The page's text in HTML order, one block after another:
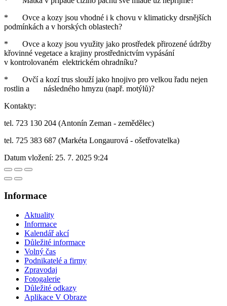
* Ovce a kozy jsou vhodné i k chovu v klimaticky drsnějších
podmínkách a v horských oblastech?
* Ovce a kozy jsou využity jako prostředek přirozené údržby
křovinné vegetace a krajiny prostřednictvím vypásání
v kontrolovaném elektrickém ohradníku?
* Ovčí a kozí trus slouží jako hnojivo pro velkou řadu nejen
rostlin a následného hmyzu (např. motýlů)?
Kontakty:
tel. 723 130 204 (Antonín Zeman - zemědělec)
tel. 725 383 687 (Markéta Longaurová - ošetřovatelka)
Datum vložení: 25. 7. 2025 9:24
Informace
Aktuality
Informace
Kalendář akcí
Důležité informace
Volný čas
Podnikatelé a firmy
Zpravodaj
Fotogalerie
Důležité odkazy
Aplikace V Obraze